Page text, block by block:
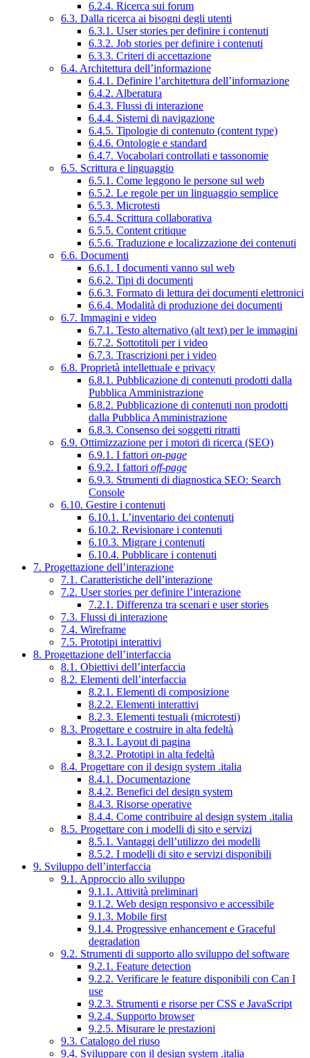
6.2.4. Ricerca sui forum
6.3. Dalla ricerca ai bisogni degli utenti
6.3.1. User stories per definire i contenuti
6.3.2. Job stories per definire i contenuti
6.3.3. Criteri di accettazione
6.4. Architettura dell’informazione
6.4.1. Definire l’architettura dell’informazione
6.4.2. Alberatura
6.4.3. Flussi di interazione
6.4.4. Sistemi di navigazione
6.4.5. Tipologie di contenuto (content type)
6.4.6. Ontologie e standard
6.4.7. Vocabolari controllati e tassonomie
6.5. Scrittura e linguaggio
6.5.1. Come leggono le persone sul web
6.5.2. Le regole per un linguaggio semplice
6.5.3. Microtesti
6.5.4. Scrittura collaborativa
6.5.5. Content critique
6.5.6. Traduzione e localizzazione dei contenuti
6.6. Documenti
6.6.1. I documenti vanno sul web
6.6.2. Tipi di documenti
6.6.3. Formato di lettura dei documenti elettronici
6.6.4. Modalità di produzione dei documenti
6.7. Immagini e video
6.7.1. Testo alternativo (alt text) per le immagini
6.7.2. Sottotitoli per i video
6.7.3. Trascrizioni per i video
6.8. Proprietà intellettuale e privacy
6.8.1. Pubblicazione di contenuti prodotti dalla
Pubblica Amministrazione
6.8.2. Pubblicazione di contenuti non prodotti
dalla Pubblica Amministrazione
6.8.3. Consenso dei soggetti ritratti
6.9. Ottimizzazione per i motori di ricerca (SEO)
6.9.1. I fattori on-page
6.9.2. I fattori off-page
6.9.3. Strumenti di diagnostica SEO: Search
Console
6.10. Gestire i contenuti
6.10.1. L’inventario dei contenuti
6.10.2. Revisionare i contenuti
6.10.3. Migrare i contenuti
6.10.4. Pubblicare i contenuti
7. Progettazione dell’interazione
7.1. Caratteristiche dell’interazione
7.2. User stories per definire l’interazione
7.2.1. Differenza tra scenari e user stories
7.3. Flussi di interazione
7.4. Wireframe
7.5. Prototipi interattivi
8. Progettazione dell’interfaccia
8.1. Obiettivi dell’interfaccia
8.2. Elementi dell’interfaccia
8.2.1. Elementi di composizione
8.2.2. Elementi interattivi
8.2.3. Elementi testuali (microtesti)
8.3. Progettare e costruire in alta fedeltà
8.3.1. Layout di pagina
8.3.2. Prototipi in alta fedeltà
8.4. Progettare con il design system .italia
8.4.1. Documentazione
8.4.2. Benefici del design system
8.4.3. Risorse operative
8.4.4. Come contribuire al design system .italia
8.5. Progettare con i modelli di sito e servizi
8.5.1. Vantaggi dell’utilizzo dei modelli
8.5.2. I modelli di sito e servizi disponibili
9. Sviluppo dell’interfaccia
9.1. Approccio allo sviluppo
9.1.1. Attività preliminari
9.1.2. Web design responsivo e accessibile
9.1.3. Mobile first
9.1.4. Progressive enhancement e Graceful
degradation
9.2. Strumenti di supporto allo sviluppo del software
9.2.1. Feature detection
9.2.2. Verificare le feature disponibili con Can I
use
9.2.3. Strumenti e risorse per CSS e JavaScript
9.2.4. Supporto browser
9.2.5. Misurare le prestazioni
9.3. Catalogo del riuso
9.4. Sviluppare con il design system .italia